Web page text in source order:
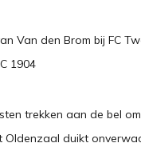
Van den Brom bij FC
1904
trekken aan de bel
Oldenzaal duikt